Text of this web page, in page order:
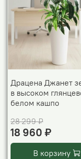
Драцена Джанет
в высоком
белом кашпо
28 299 ₽
18 960 ₽
В корзину